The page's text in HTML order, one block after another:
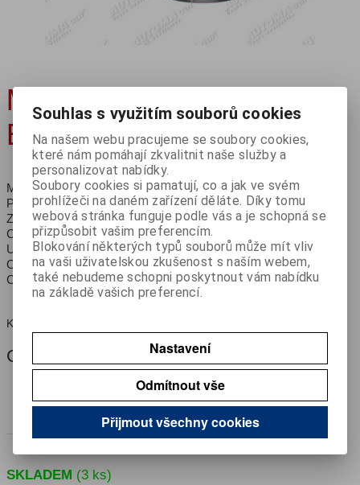
Mazivo super 6+ UNI
Berner 500ml
Mazivo super 6+ UNI Berner 500ml
Pro univerzální použití při opravách, údržbě a ošetřování
Zabraňuje skřípání a poruchám strojů, zařízení atd.
Chrání před korozí a pečuje o kovy
Uvolňuje zarezlé součásti, jako šrouby, čepy nebo závěsy
Odpuzuje vlhkost a potlačuje vrzání
Chrání, ošetřuje a čistí kovové povrchy
Katalogové číslo:
Cena:
s DPH
ks Koupit
SKLADEM (3 ks)
Souhlas s využitím souborů cookies
Na našem webu pracujeme se soubory cookies,
které nám pomáhají zkvalitnit naše služby a
personalizovat nabídky.
Soubory cookies si pamatují, co a jak ve svém
prohlížeči na daném zařízení děláte. Díky tomu
webová stránka funguje podle vás a je schopná se
přizpůsobit vašim preferencím.
Blokování některých typů souborů může mít vliv
na vaši uživatelskou zkušenost s naším webem,
také nebudeme schopni poskytnout vám nabídku
na základě vašich preferencí.
Nastavení
Odmítnout vše
Přijmout všechny cookies